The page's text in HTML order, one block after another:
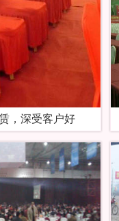
，深受客户好